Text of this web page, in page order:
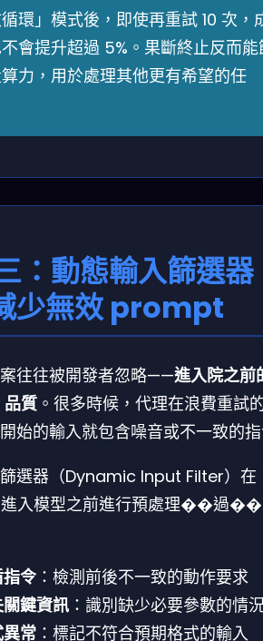
循環」模式後，即使再重試 10 次，
會提升超過 5%。果斷終止反而能
力，用於處理其他更有希望的任
：動態輸入篩選器
無效 prompt
往往被開發者忽略——進入院之前
質 。很多時候，代理在浪費重試
始的輸入就包含噪音或不一致的
選器（Dynamic Input Filter）在
入模型之前進行預處理��過
令 ：檢測前後不一致的動作要求
鍵資訊：識別缺少必要參數的情
常 ：標記不符合預期格式的輸入